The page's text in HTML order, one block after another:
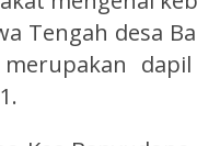
Tengah desa